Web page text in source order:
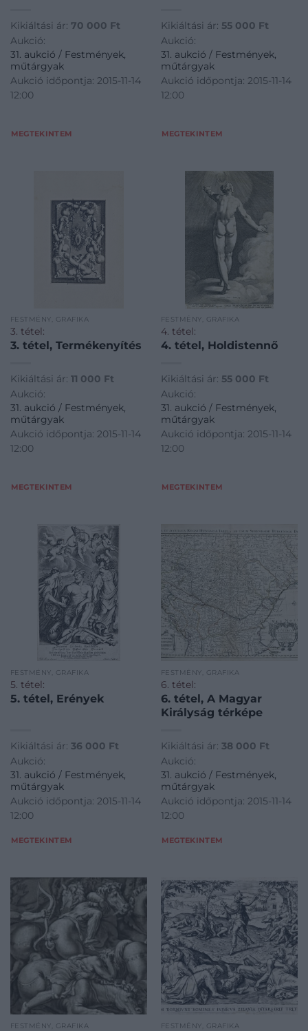
Kikiáltási ár: 70 000 Ft
Aukció:
31. aukció / Festmények,
műtárgyak
Aukció időpontja: 2015-11-14
12:00
MEGTEKINTEM
Kikiáltási ár: 55 000 Ft
Aukció:
31. aukció / Festmények,
műtárgyak
Aukció időpontja: 2015-11-14
12:00
MEGTEKINTEM
FESTMÉNY, GRAFIKA
3. tétel:
3. tétel, Termékenyítés
Kikiáltási ár: 11 000 Ft
Aukció:
31. aukció / Festmények,
műtárgyak
Aukció időpontja: 2015-11-14
12:00
MEGTEKINTEM
FESTMÉNY, GRAFIKA
4. tétel:
4. tétel, Holdistennő
Kikiáltási ár: 55 000 Ft
Aukció:
31. aukció / Festmények,
műtárgyak
Aukció időpontja: 2015-11-14
12:00
MEGTEKINTEM
FESTMÉNY, GRAFIKA
5. tétel:
5. tétel, Erények
Kikiáltási ár: 36 000 Ft
Aukció:
31. aukció / Festmények,
műtárgyak
Aukció időpontja: 2015-11-14
12:00
MEGTEKINTEM
FESTMÉNY, GRAFIKA
6. tétel:
6. tétel, A Magyar
Királyság térképe
Kikiáltási ár: 38 000 Ft
Aukció:
31. aukció / Festmények,
műtárgyak
Aukció időpontja: 2015-11-14
12:00
MEGTEKINTEM
FESTMÉNY, GRAFIKA FESTMÉNY, GRAFIKA